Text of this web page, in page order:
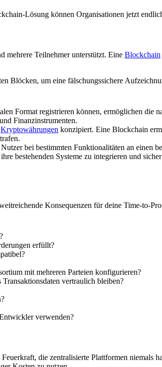
Lösung können Organisationen jetzt
mehrere Teilnehmer unterstützt. Eine Blockchain
Blöcken, um eine fälschungssichere
Format registrieren können, ermöglichen die
Finanzinstrumenten.
Kryptowährungen konzipiert. Eine Blockchain
bei bestimmten Funktionalitäten an einen
bestehenden Systeme zu integrieren und
Konsequenzen für deine Time-to-
erfüllt?
mit mehreren Parteien konfigurieren?
vertraulich bleiben?
verwenden?
die zentralisierte Plattformen niemals